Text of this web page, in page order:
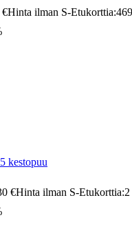
€Hinta ilman S-Etukorttia:
kestopuu
€Hinta ilman S-Etukorttia:2